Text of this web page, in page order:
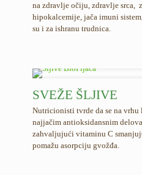
na zdravlje očiju, zdravlje srca,
hipokalcemije, jača imuni
su i za ishranu trudnica.
SVEŽE ŠLJIVE
Nutricionisti tvrde da se na vrhu
najjačim antioksidansnim
zahvaljujući vitaminu C
pomažu asorpciju gvožđa.